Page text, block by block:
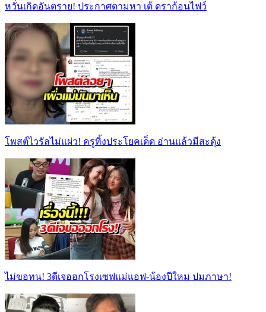
หวั่นเกิดอันตราย! ประกาศตามหา เต้ ดราก้อนไฟว์
โพสต์ไวรัลไม่แผ่ว! ครูทิ้งประโยคเด็ด อ่านแล้วมีสะดุ้ง
ไม่ขอทน! 3ดีเจออกโรงเซฟแม่แอฟ-น้องปีใหม ปมภาษา!